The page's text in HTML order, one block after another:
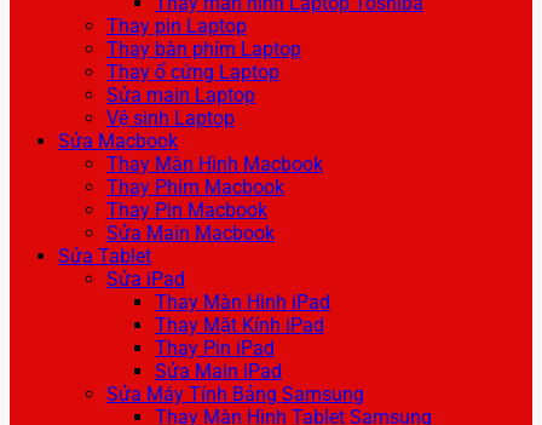
Thay pin Laptop
Thay bàn phím Laptop
Thay ổ cứng Laptop
Sửa main Laptop
Vệ sinh Laptop
Sửa Macbook
Thay Màn Hình Macbook
Thay Phím Macbook
Thay Pin Macbook
Sửa Main Macbook
Sửa Tablet
Sửa iPad
Thay Màn Hình iPad
Thay Mặt Kính iPad
Thay Pin iPad
Sửa Main iPad
Sửa Máy Tính Bảng Samsung
Thay Màn Hình Tablet Samsung